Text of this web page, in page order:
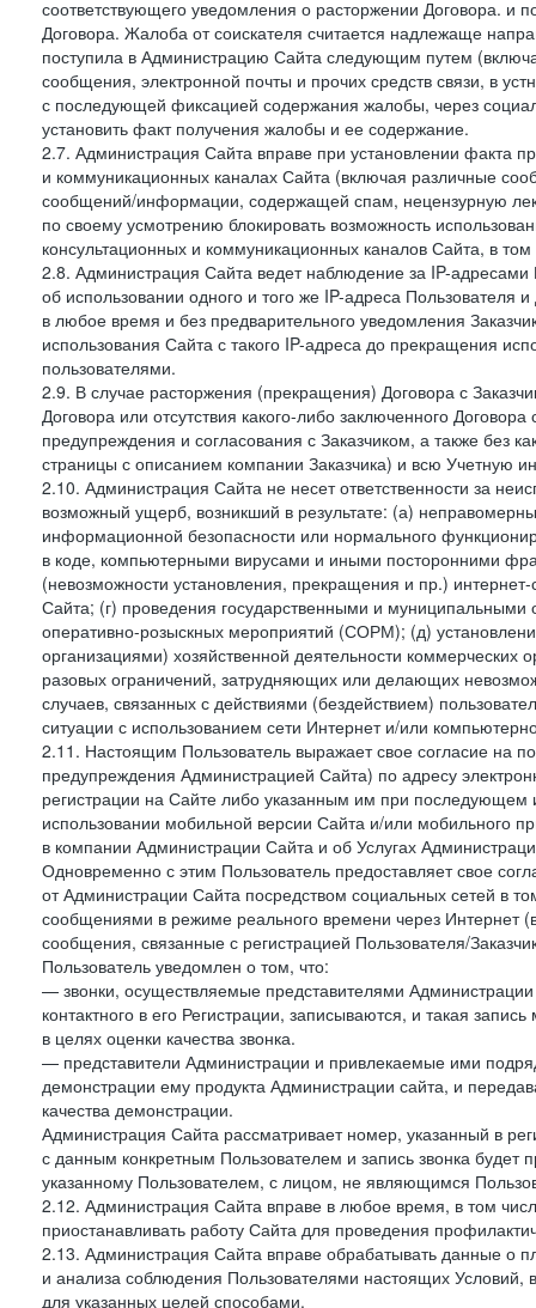
соответствующего уведомления о расторжении Договора. и
Договора. Жалоба от соискателя считается надлежаще
поступила в Администрацию Сайта следующим путем
сообщения, электронной почты и прочих средств связи, в
с последующей фиксацией содержания жалобы, через
установить факт получения жалобы и ее содержание.
2.7. Администрация Сайта вправе при установлении факта
и коммуникационных каналах Сайта (включая различные
сообщений/информации, содержащей спам, нецензурную
по своему усмотрению блокировать возможность
консультационных и коммуникационных каналов Сайта, в
2.8. Администрация Сайта ведет наблюдение за IP-
об использовании одного и того же IP-адреса Пользователя
в любое время и без предварительного уведомления
использования Сайта с такого IP-адреса до прекращения
пользователями.
2.9. В случае расторжения (прекращения) Договора с
Договора или отсутствия какого-либо заключенного
предупреждения и согласования с Заказчиком, а также без
страницы с описанием компании Заказчика) и всю Учетную
2.10. Администрация Сайта не несет ответственности за
возможный ущерб, возникший в результате: (а)
информационной безопасности или нормального
в коде, компьютерными вирусами и иными посторонними
(невозможности установления, прекращения и пр.)
Сайта; (г) проведения государственными и
оперативно-розыскных мероприятий (СОРМ); (д)
организациями) хозяйственной деятельности коммерческих
разовых ограничений, затрудняющих или делающих
случаев, связанных с действиями (бездействием)
ситуации с использованием сети Интернет и/или
2.11. Настоящим Пользователь выражает свое согласие на
предупреждения Администрацией Сайта) по адресу
регистрации на Сайте либо указанным им при
использовании мобильной версии Сайта и/или мобильного
в компании Администрации Сайта и об Услугах
Одновременно с этим Пользователь предоставляет свое
от Администрации Сайта посредством социальных сетей в
сообщениями в режиме реального времени через Интернет
сообщения, связанные с регистрацией Пользователя/
Пользователь уведомлен о том, что:
— звонки, осуществляемые представителями
контактного в его Регистрации, записываются, и такая
в целях оценки качества звонка.
— представители Администрации и привлекаемые ими
демонстрации ему продукта Администрации сайта, и
качества демонстрации.
Администрация Сайта рассматривает номер, указанный в
с данным конкретным Пользователем и запись звонка будет
указанному Пользователем, с лицом, не являющимся
2.12. Администрация Сайта вправе в любое время, в том
приостанавливать работу Сайта для проведения
2.13. Администрация Сайта вправе обрабатывать данные о
и анализа соблюдения Пользователями настоящих
для указанных целей способами.